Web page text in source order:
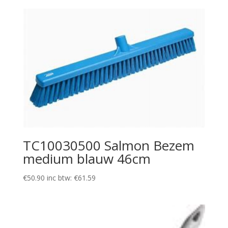
TC10030500 Salmon Bezem
medium blauw 46cm
€50.90 inc btw: €61.59